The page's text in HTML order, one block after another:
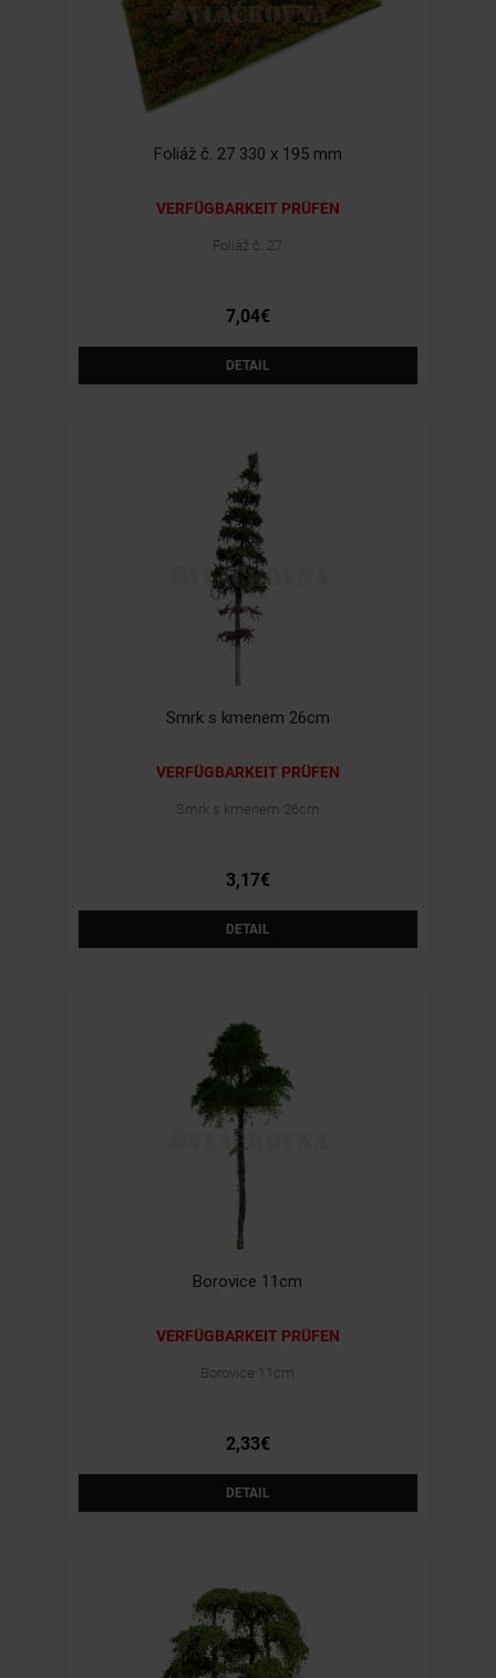
Foliáž č. 27 330 x 195 mm
VERFÜGBARKEIT PRÜFEN
Foliáž č. 27
7,04€
DETAIL
Smrk s kmenem 26cm
VERFÜGBARKEIT PRÜFEN
Smrk s kmenem 26cm
3,17€
DETAIL
Borovice 11cm
VERFÜGBARKEIT PRÜFEN
Borovice 11cm
2,33€
DETAIL